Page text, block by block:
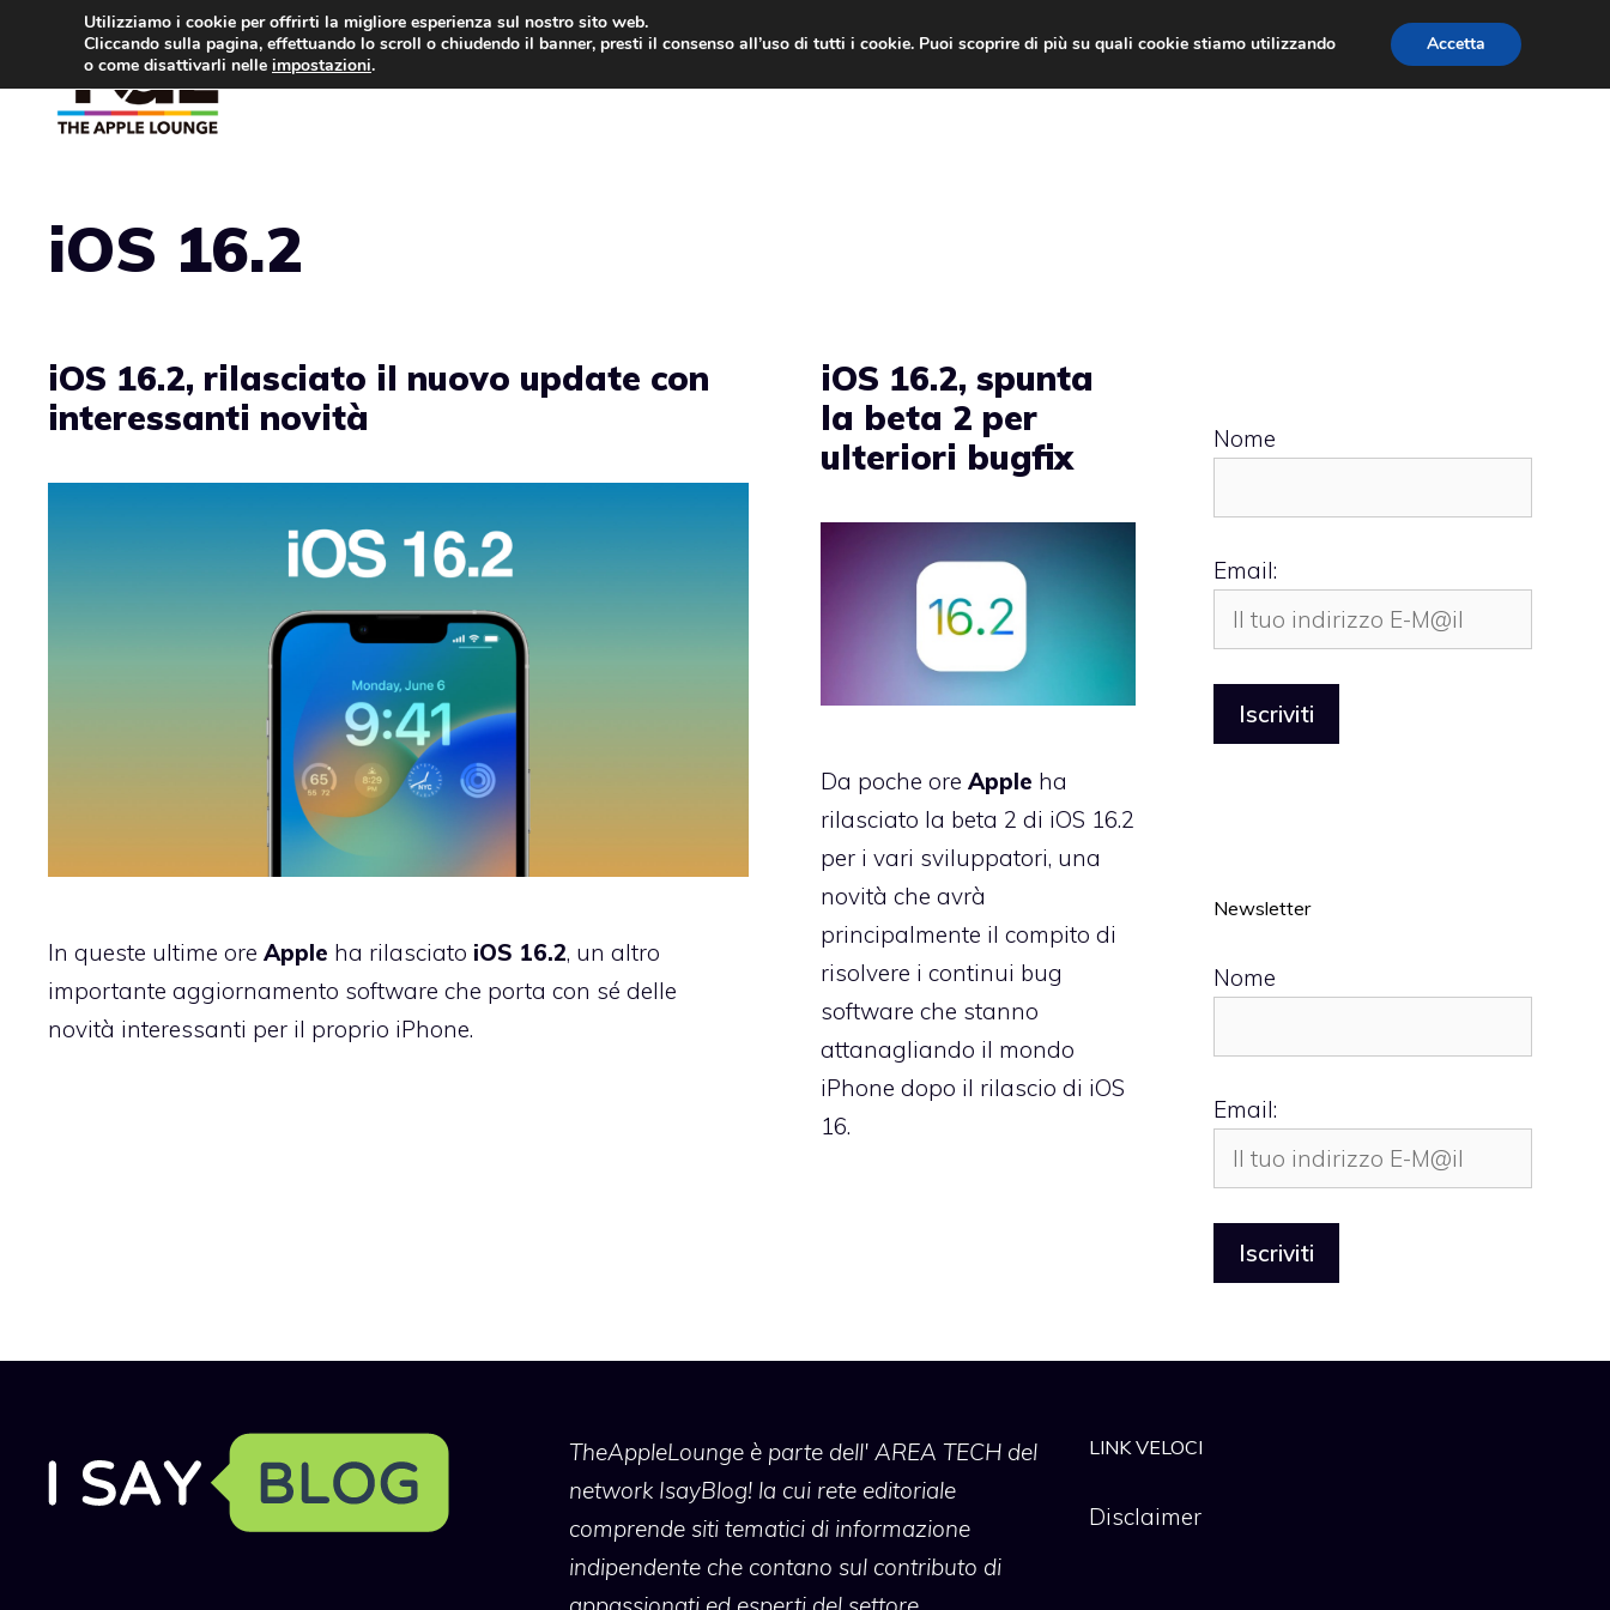
contenuto
iOS 16.2
iOS 16.2, rilasciato il nuovo update con
interessanti novità
In queste ultime ore Apple ha rilasciato iOS 16.2, un altro
importante aggiornamento software che porta con sé delle
novità interessanti per il proprio iPhone.
iOS 16.2, spunta
la beta 2 per
ulteriori bugfix
Da poche oreApple ha
rilasciato la beta 2 di iOS 16.2
per i vari sviluppatori, una
novità che avrà
principalmente il compito di
risolvere i continui bug
software che stanno
attanagliando il mondo
iPhone dopo il rilascio di iOS
16.
Nome
Email:
Newsletter
Nome
Email:
TheAppleLoungeè parte dell' AREA TECH del
network IsayBlog! la cui rete editoriale
comprende siti tematici di informazione
indipendente che contano sul contributo di
LINK VELOCI
Disclaimer
Utilizziamo i cookie per offrirti la migliore esperienza sul nostro sito web.
Cliccando sulla pagina, effettuando lo scroll o chiudendo il banner, presti il consenso all’uso di tutti i cookie. Puoi scoprire di più su quali cookie stiamo utilizzando
o come disattivarli nelle impostazioni.
Accetta